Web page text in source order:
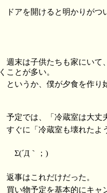
ドアを開けると明かりがつ
週末は子供たちも家にいて
くことが多い。
というか、僕が夕食を作り
予定では、「冷蔵室は大丈
すぐに「冷蔵室も壊れたよ
Σ(´Д｀；)
返事はこれだけだった。
買い物予定を基本的にキャ